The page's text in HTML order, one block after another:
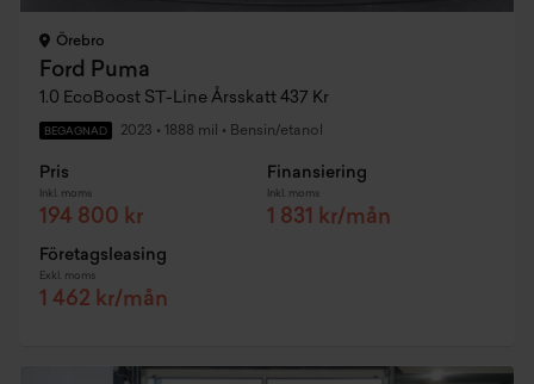
Örebro
Ford Puma
1.0 EcoBoost ST-Line Årsskatt 437 Kr
BEGAGNAD 2023 • 1888 mil • Bensin/etanol
Pris
Inkl. moms
194 800 kr
Finansiering
Inkl. moms
1 831 kr/mån
Företagsleasing
Exkl. moms
1 462 kr/mån